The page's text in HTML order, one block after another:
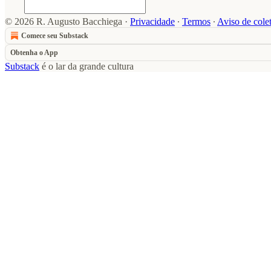
© 2026 R. Augusto Bacchiega · Privacidade ∙ Termos ∙ Aviso de
Comece seu Substack
Obtenha o App
Substack é o lar da grande cultura